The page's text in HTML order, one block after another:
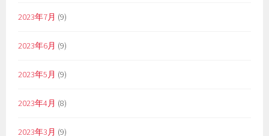
2023年7月 (9)
2023年6月 (9)
2023年5月 (9)
2023年4月 (8)
2023年3月 (9)